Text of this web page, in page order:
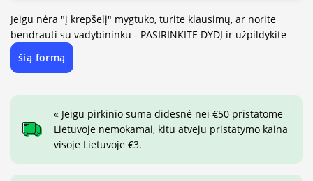
Jeigu nėra "į krepšelį" mygtuko, turite klausimų, ar norite
bendrauti su vadybininku - PASIRINKITE DYDĮ ir užpildykite
šią formą
« Jeigu pirkinio suma didesnė nei €50 pristatome
Lietuvoje nemokamai, kitu atveju pristatymo kaina
visoje Lietuvoje €3.